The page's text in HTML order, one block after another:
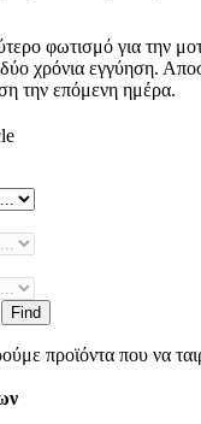
φωτισμό για την
χρόνια εγγύηση.
την επόμενη ημέρα.
Find
προϊόντα που να